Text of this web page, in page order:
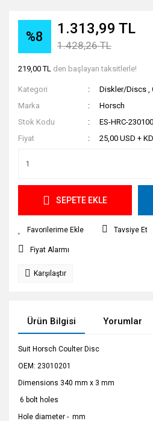
%8 1.313,99 TL
1.428,26 TL
219,00 TL den başlayan taksitlerle!
Kategori Diskler/Discs ,
Marka
Horsch
Stok Kodu
ES-HRC-
Fiyat
25,00 USD +
SEPETE EKLE
Tavsiye Et
Fiyat Alarmı
Karşılaştır
Ürün Bilgisi Yorumlar
Suit Horsch Coulter Disc
OEM: 23010201
Dimensions 340 mm x 3 mm
6 bolt holes
Hole diameter - mm